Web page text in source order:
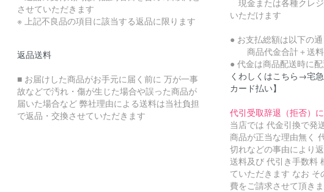
させていただきます
※ 上記不良品の項目に該当する返品に限ります
返品送料
■ お届けした商品がお手元に届く前に 万が一事
故などで汚れ・傷が生じた場合や誤った商品が
届いた場合など 弊社理由による送料は当社負担
で返品・交換させていただきます
現金または各種クレ
いただけます
● お支払総額は以下の
商品代金合計＋送料
● 代金は商品配送時に
くわしくはこちら→宅
カード払い】
代引受取辞退（拒否）
当店では 代金引換で発
商品が正当な理由無く
切れなどの事由により
送料及び 代引き手数料
ていただきます なお
費をご請求させて頂き